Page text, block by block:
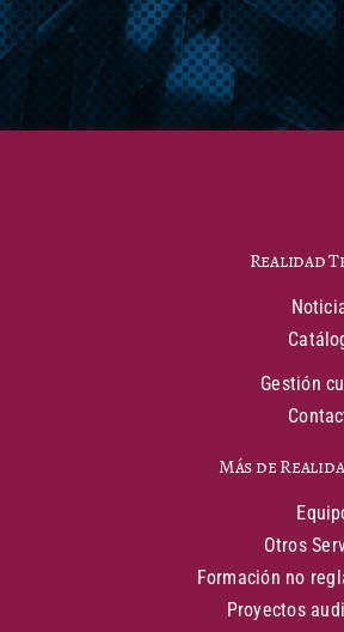
Realidad
Gestión
Más de
Otros
Formación no
Proyectos